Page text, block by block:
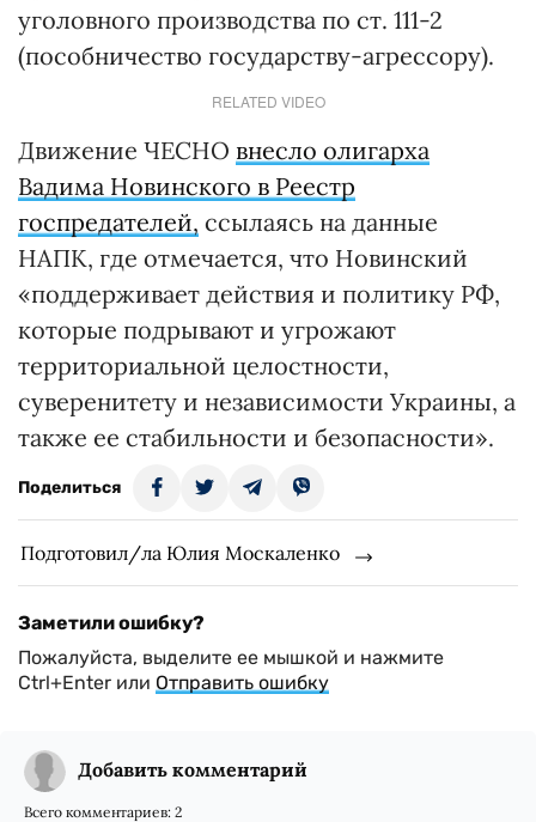
уголовного производства по ст. 111-2
(пособничество государству-агрессору).
RELATED VIDEO
Движение ЧЕСНО внесло олигарха
Вадима Новинского в Реестр
госпредателей, ссылаясь на данные
НАПК, где отмечается, что Новинский
«поддерживает действия и политику РФ,
которые подрывают и угрожают
территориальной целостности,
суверенитету и независимости Украины, а
также ее стабильности и безопасности».
Поделиться
Подготовил/ла Юлия Москаленко
Заметили ошибку?
Пожалуйста, выделите ее мышкой и нажмите
Ctrl+Enter или Отправить ошибку
Добавить комментарий
Всего комментариев: 2